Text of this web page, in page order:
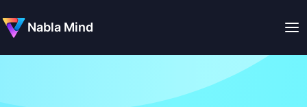
Nabla Mind